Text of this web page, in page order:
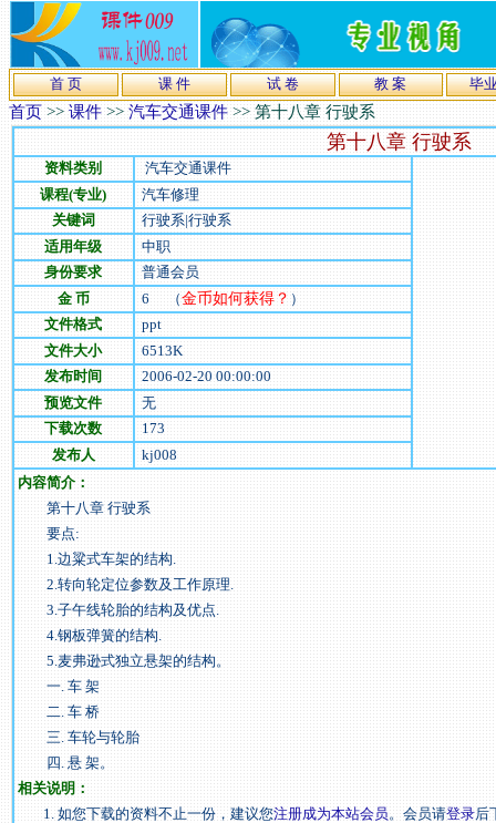
首 页 课 件 试 卷 教 案 毕
首页>>课件>>汽车交通课件>>第十八章 行驶系
第十八章 行驶系
资料类别
汽车交通课件
课程(专业)
汽车修理
关键词
行驶系|行驶系
适用年级
中职
身份要求
普通会员
金 币
6（金币如何获得？）
文件格式
ppt
文件大小
6513K
发布时间
2006-02-20 00:00:00
预览文件
无
下载次数
173
发布人
kj008
内容简介：
第十八章 行驶系
要点:
1.边粱式车架的结构.
2.转向轮定位参数及工作原理.
3.子午线轮胎的结构及优点.
4.钢板弹簧的结构.
5.麦弗逊式独立悬架的结构。
一. 车 架
二. 车 桥
三. 车轮与轮胎
四. 悬 架。
相关说明：
1. 如您下载的资料不止一份，建议您注册成为本站会员。会员请登录后